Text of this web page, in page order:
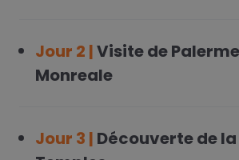
Jour 2 |Visite de
Monreale
Jour 3 | Découverte de